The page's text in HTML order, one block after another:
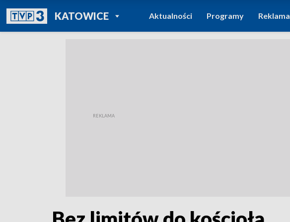
KATOWICEPOWRÓT DO
TVP REGIONY
Aktualności Programy Reklama